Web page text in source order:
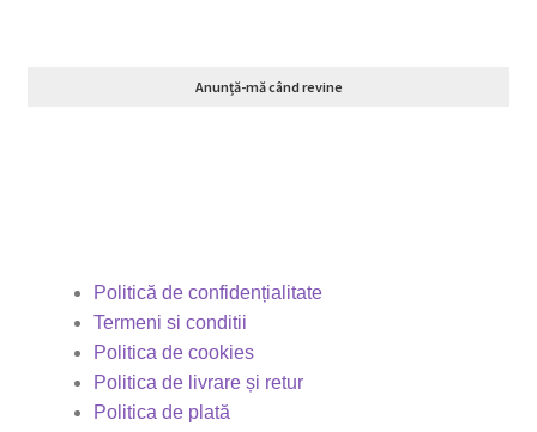
Anunță-mă când revine
Politică de confidențialitate
Termeni si conditii
Politica de cookies
Politica de livrare și retur
Politica de plată